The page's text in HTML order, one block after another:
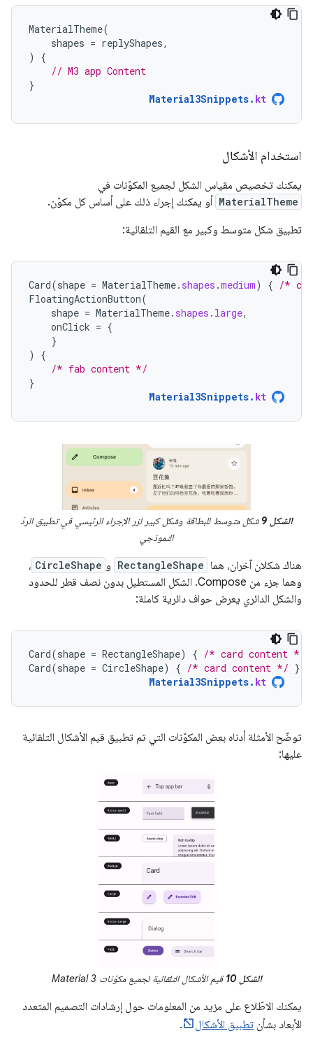
MaterialTheme(
shapes = replyShapes,
)
{
// M3 app Content
}
Material3Snippets. kt
استخدام الأشكال
يمكنك تخصيص مقياس الشكل لجميع المكوّنات في
MaterialTheme أو يمكنك إجراء ذلك على أساس كل مكوّن.
تطبيق شكل متوسط وكبير مع القيم التلقائية:
Card(shape = MaterialTheme. shapes .medium) { /*
FloatingActionButton(
shape = MaterialTheme. shapes . large,
onClick = {
}
)
{
/* fab content */
}
Material3Snippets. kt
الشكل 9
شكل متوسط للبطاقة وشكل كبير لزر الإجراء الرئيسي في تطبيق الردّ
النموذجي
هناك شكلان آخران، هما RectangleShape و CircleShape ،
وهما جزء من Compose. الشكل المستطيل بدون نصف قطر للحدود
والشكل الدائري يعرض حواف دائرية كاملة:
Card(shape = RectangleShape) { /* card content */
Card(shape = CircleShape) { /* card content */ }
Material3Snippets. kt
توضّح الأمثلة أدناه بعض المكوّنات التي تم تطبيق قيم الأشكال التلقائية
عليها:
الشكل 10 قيم الأشكال التلقائية لجميع مكوّنات Material 3
يمكنك الاطّلاع على مزيد من المعلومات حول إرشادات التصميم المتعدد
الأبعاد بشأن تطبيق الأشكال .